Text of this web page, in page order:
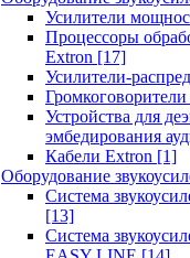
Усилители
Процессоры
Extron [17]
Усилители-
Устройства для
эмбедирования
Кабели Extron [1]
Оборудование
Система
[13]
Система